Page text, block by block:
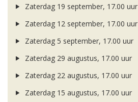
Zaterdag 19 september, 17.00 uur
Zaterdag 12 september, 17.00 uur
Zaterdag 5 september, 17.00 uur
Zaterdag 29 augustus, 17.00 uur
Zaterdag 22 augustus, 17.00 uur
Zaterdag 15 augustus, 17.00 uur